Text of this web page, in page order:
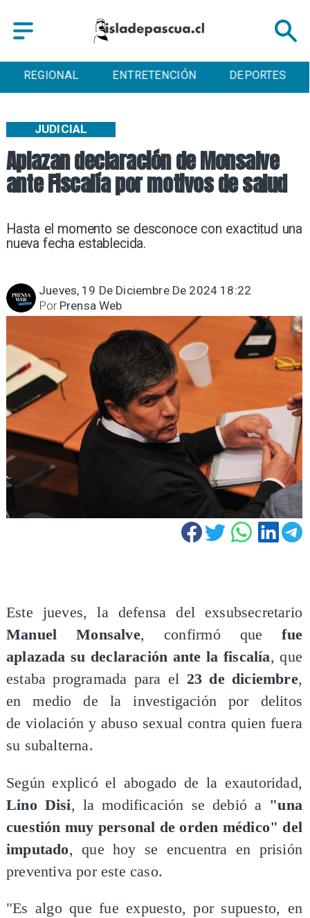
REGIONAL ENTRETENCIÓN DEPORTES
Aplazan declaración de Monsalve
ante Fiscalía por motivos de salud
Hasta el momento se desconoce con exactitud una
nueva fecha establecida.
JUDICIAL
Jueves, 19 De Diciembre De 2024 18:22
Prensa Web
Por
Este jueves, la defensa del exsubsecretario
Manuel Monsalve, confirmó quefue
aplazada su declaración ante la fiscalía, que
estaba programada para el 23 de diciembre,
en medio de la investigación por delitos
de violación y abuso sexual contra quien fuera
su subalterna.
​Según explicó el abogado de la exautoridad,
Lino Disi, la modificación se debió a "una
cuestión muy personal de orden médico" del
imputado, que hoy se encuentra en prisión
preventiva por este caso.
"Es algo que fue expuesto, por supuesto, en